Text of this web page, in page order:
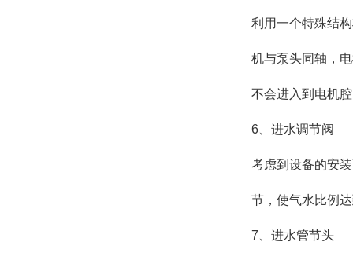
利用一个特殊结
机与泵头同轴，
不会进入到电机
6、进水调节阀
考虑到设备的安
节，使气水比例
7、进水管节头